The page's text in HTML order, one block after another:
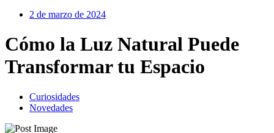
2 de marzo de 2024
Cómo la Luz Natural Puede
Transformar tu Espacio
Curiosidades
Novedades